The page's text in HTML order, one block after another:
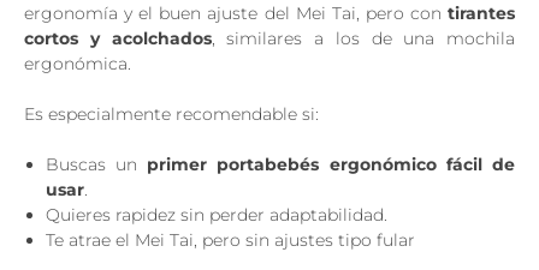
ergonomía y el buen ajuste del Mei Tai, pero con tirantes
cortos y acolchados, similares a los de una mochila
ergonómica.
Es especialmente recomendable si:
Buscas un primer portabebés ergonómico fácil de
usar.
Quieres rapidez sin perder adaptabilidad.
Te atrae el Mei Tai, pero sin ajustes tipo fular